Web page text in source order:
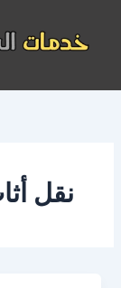
المحتوى
نقل